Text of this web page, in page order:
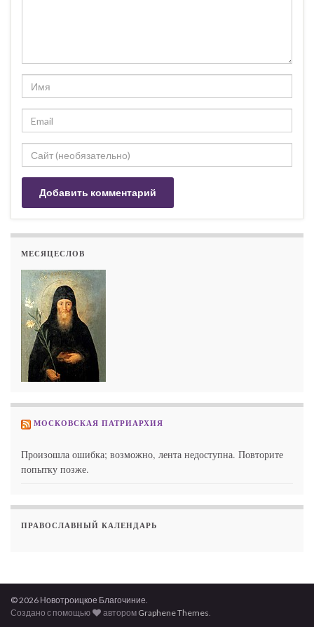
МЕСЯЦЕСЛОВ
МОСКОВСКАЯ ПАТРИАРХИЯ
Произошла ошибка; возможно, лента недоступна. Повторите
попытку позже.
ПРАВОСЛАВНЫЙ КАЛЕНДАРЬ
© 2026 Новотроицкое Благочиние.
Создано с помощью
автором Graphene Themes